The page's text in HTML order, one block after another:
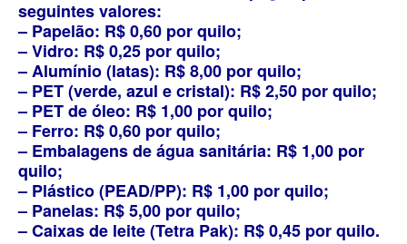
seguintes valores:
– Papelão: R$ 0,60 por quilo;
– Vidro: R$ 0,25 por quilo;
– Alumínio (latas): R$ 8,00 por quilo;
– PET (verde, azul e cristal): R$ 2,50 por quilo;
– PET de óleo: R$ 1,00 por quilo;
– Ferro: R$ 0,60 por quilo;
– Embalagens de água sanitária: R$ 1,00 por
quilo;
– Plástico (PEAD/PP): R$ 1,00 por quilo;
– Panelas: R$ 5,00 por quilo;
– Caixas de leite (Tetra Pak): R$ 0,45 por quilo.